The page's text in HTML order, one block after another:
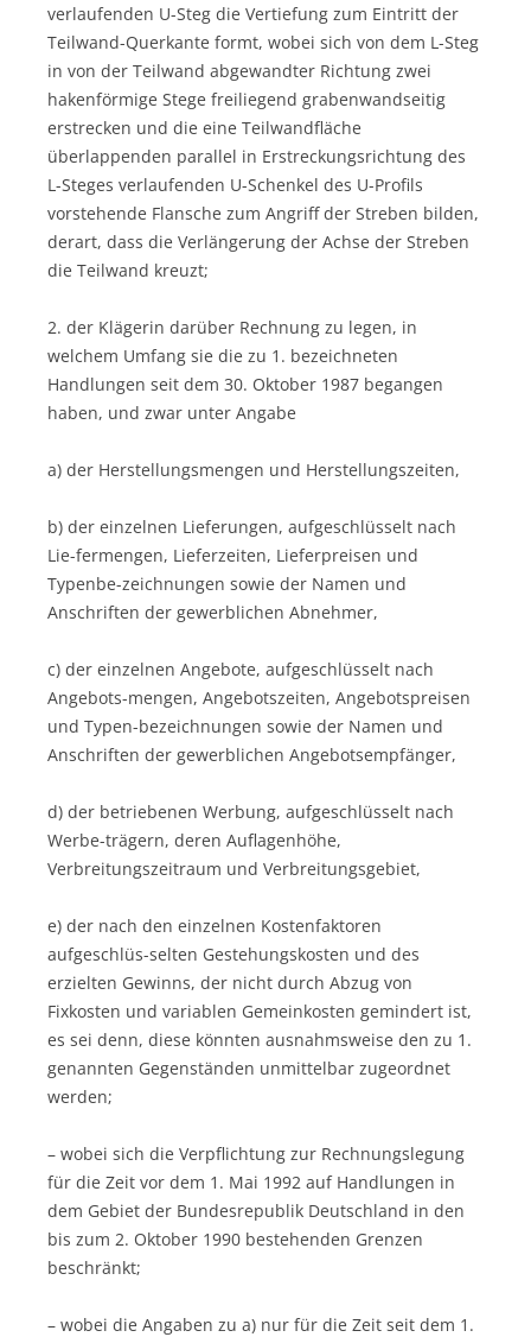
verlaufenden U-Steg die Vertiefung zum Eintritt der
Teilwand-Querkante formt, wobei sich von dem L-Steg
in von der Teilwand abgewandter Richtung zwei
hakenförmige Stege freiliegend grabenwandseitig
erstrecken und die eine Teilwandfläche
überlappenden parallel in Erstreckungsrichtung des
L-Steges verlaufenden U-Schenkel des U-Profils
vorstehende Flansche zum Angriff der Streben bilden,
derart, dass die Verlängerung der Achse der Streben
die Teilwand kreuzt;
2. der Klägerin darüber Rechnung zu legen, in
welchem Umfang sie die zu 1. bezeichneten
Handlungen seit dem 30. Oktober 1987 begangen
haben, und zwar unter Angabe
a) der Herstellungsmengen und Herstellungszeiten,
b) der einzelnen Lieferungen, aufgeschlüsselt nach
Lie-fermengen, Lieferzeiten, Lieferpreisen und
Typenbe-zeichnungen sowie der Namen und
Anschriften der gewerblichen Abnehmer,
c) der einzelnen Angebote, aufgeschlüsselt nach
Angebots-mengen, Angebotszeiten, Angebotspreisen
und Typen-bezeichnungen sowie der Namen und
Anschriften der gewerblichen Angebotsempfänger,
d) der betriebenen Werbung, aufgeschlüsselt nach
Werbe-trägern, deren Auflagenhöhe,
Verbreitungszeitraum und Verbreitungsgebiet,
e) der nach den einzelnen Kostenfaktoren
aufgeschlüs-selten Gestehungskosten und des
erzielten Gewinns, der nicht durch Abzug von
Fixkosten und variablen Gemeinkosten gemindert ist,
es sei denn, diese könnten ausnahmsweise den zu 1.
genannten Gegenständen unmittelbar zugeordnet
werden;
– wobei sich die Verpflichtung zur Rechnungslegung
für die Zeit vor dem 1. Mai 1992 auf Handlungen in
dem Gebiet der Bundesrepublik Deutschland in den
bis zum 2. Oktober 1990 bestehenden Grenzen
beschränkt;
– wobei die Angaben zu a) nur für die Zeit seit dem 1.